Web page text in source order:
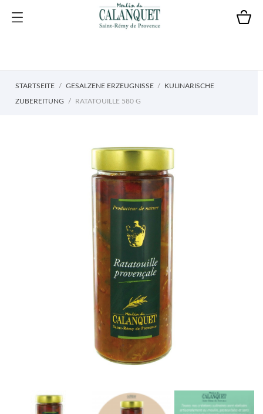
STARTSEITE GESALZENE ERZEUGNISSE KULINARISCHE
ZUBEREITUNG RATATOUILLE 580 G